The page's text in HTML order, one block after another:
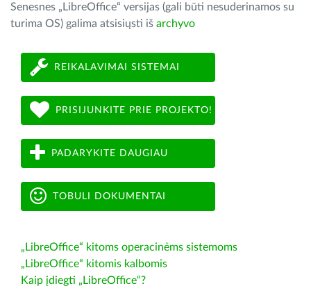
Senesnes „LibreOffice“ versijas (gali būti nesuderinamos su
turima OS) galima atsisiųsti iš archyvo
REIKALAVIMAI SISTEMAI
PRISIJUNKITE PRIE PROJEKTO!
PADARYKITE DAUGIAU
TOBULI DOKUMENTAI
„LibreOffice“ kitoms operacinėms sistemoms
„LibreOffice“ kitomis kalbomis
Kaip įdiegti „LibreOffice“?